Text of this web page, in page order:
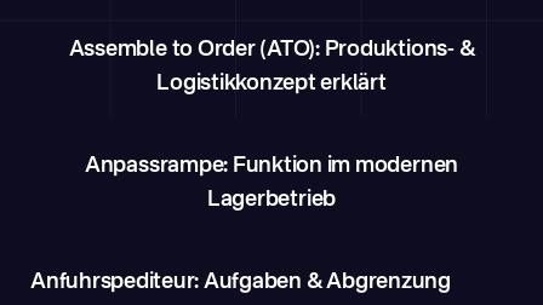
Assemble to Order (ATO): Produktions- &
Logistikkonzept erklärt
Anpassrampe: Funktion im modernen
Lagerbetrieb
Anfuhrspediteur: Aufgaben & Abgrenzung